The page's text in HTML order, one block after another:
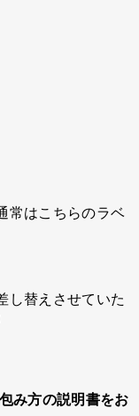
常はこちらのラベ
し替えさせていた
み方の説明書をお